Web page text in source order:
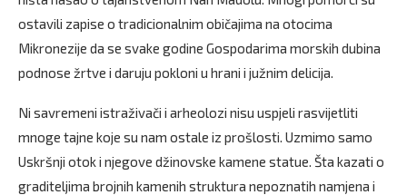
ostavili zapise o tradicionalnim običajima na otocima
Mikronezije da se svake godine Gospodarima morskih dubina
podnose žrtve i daruju pokloni u hrani i južnim delicija.
Ni savremeni istraživači i arheolozi nisu uspjeli rasvijetliti
mnoge tajne koje su nam ostale iz prošlosti. Uzmimo samo
Uskršnji otok i njegove džinovske kamene statue. Šta kazati o
graditeljima brojnih kamenih struktura nepoznatih namjena i